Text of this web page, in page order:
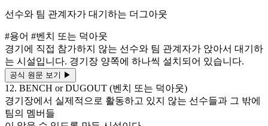
선수와 팀 관계자가 대기하는 더그아웃
#용어 #벤치 또는 덕아웃
경기에 직접 참가하지 않는 선수와 팀 관계자가 앉아서 대기하
는 시설입니다. 경기장 양쪽에 하나씩 설치되어 있습니다.
공식 원문 보기 ▶
12. BENCH or DUGOUT (벤치 또는 덕아웃)
경기장에서 실제적으로 활동하고 있지 않는 선수들과 그 밖에
팀의 멤버들